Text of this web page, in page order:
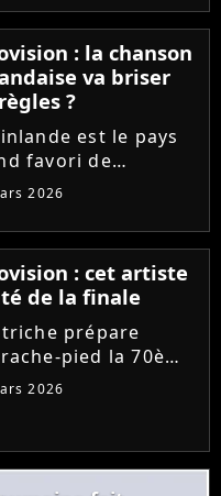
vous", la
de la
a délivré la toute
: la chanson
va briser
?
est le pays
favori de
2026. Et
de Vienne, les
artistes nordiques
outrepasser
règle bien
2026
: cet artiste
de la finale
prépare
pied la 70ème
de l'Eurovision.
festivités et des
pour la grande
2026